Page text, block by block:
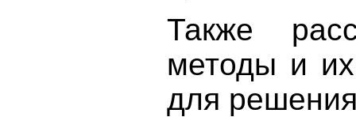
Также
методы и
для